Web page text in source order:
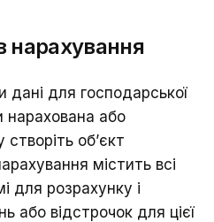
нарахування
дані для господарської
нарахована або
об’єкт
містить всі
для розрахунку і
або відстрочок для цієї